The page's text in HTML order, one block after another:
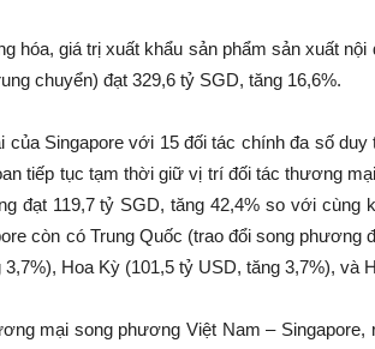
hóa, giá trị xuất khẩu sản phẩm sản xuất
chuyển) đạt 329,6 tỷ SGD, tăng 16,6%.
của Singapore với 15 đối tác chính đa số
tiếp tục tạm thời giữ vị trí đối tác thương
đạt 119,7 tỷ SGD, tăng 42,4% so với cùng
còn có Trung Quốc (trao đổi song phương
Hoa Kỳ (101,5 tỷ USD, tăng 3,7%), và
mại song phương Việt Nam – Singapore,